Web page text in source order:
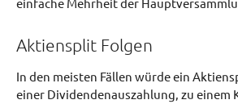
Aktiensplit Folgen
In den meisten Fällen würde ein
einer Dividendenauszahlung, zu einem